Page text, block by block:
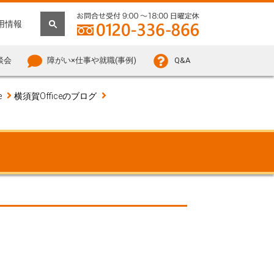
情報
会 障がい×仕事や就職(事例) Q&A
横須賀Officeのブログ